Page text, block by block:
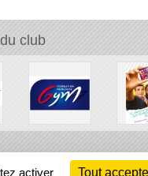
club
activer Tout